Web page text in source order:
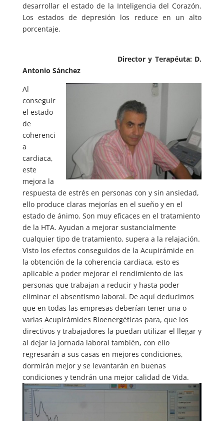
desarrollar el estado de la Inteligencia del Corazón.
Los estados de depresión los reduce en un alto
porcentaje.
Director y Terapéuta: D.
Antonio Sánchez
Al
conseguir
el estado
de
coherenci
a
cardiaca,
este
mejora la
respuesta de estrés en personas con y sin ansiedad,
ello produce claras mejorías en el sueño y en el
estado de ánimo. Son muy eficaces en el tratamiento
de la HTA. Ayudan a mejorar sustancialmente
cualquier tipo de tratamiento, supera a la relajación.
Visto los efectos conseguidos de la Acupirámide en
la obtención de la coherencia cardiaca, esto es
aplicable a poder mejorar el rendimiento de las
personas que trabajan a reducir y hasta poder
eliminar el absentismo laboral. De aquí deducimos
que en todas las empresas deberían tener una o
varias Acupirámides Bioenergéticas para, que los
directivos y trabajadores la puedan utilizar el llegar y
al dejar la jornada laboral también, con ello
regresarán a sus casas en mejores condiciones,
dormirán mejor y se levantarán en buenas
condiciones y tendrán una mejor calidad de Vida.